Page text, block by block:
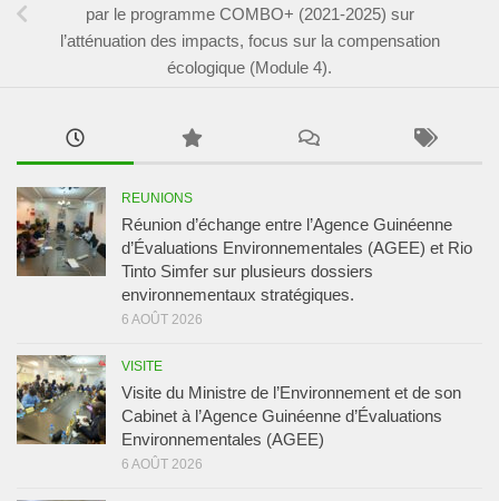
par le programme COMBO+ (2021-2025) sur
l’atténuation des impacts, focus sur la compensation
écologique (Module 4).
REUNIONS
Réunion d’échange entre l’Agence Guinéenne
d’Évaluations Environnementales (AGEE) et Rio
Tinto Simfer sur plusieurs dossiers
environnementaux stratégiques.
6 AOÛT 2026
VISITE
Visite du Ministre de l’Environnement et de son
Cabinet à l’Agence Guinéenne d’Évaluations
Environnementales (AGEE)
6 AOÛT 2026